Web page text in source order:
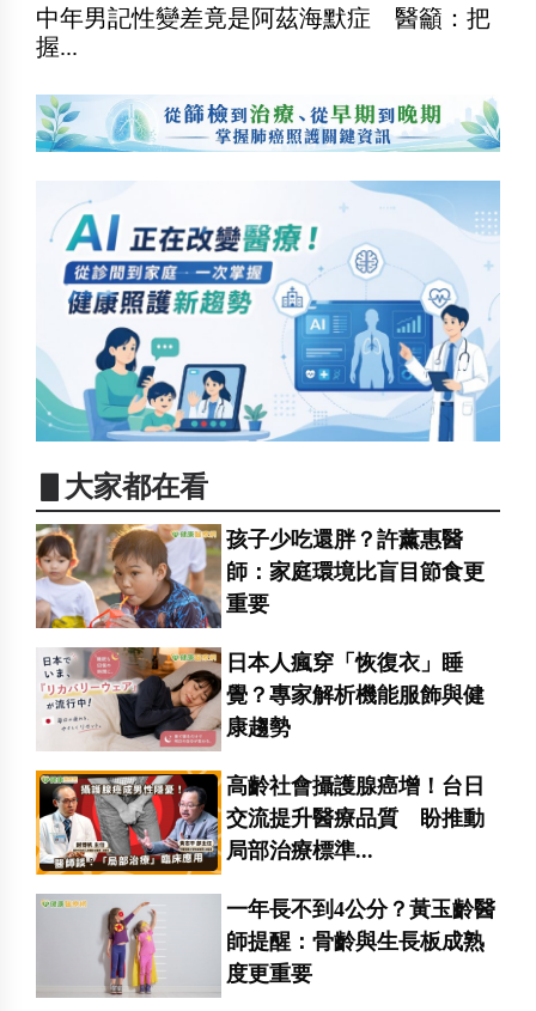
中年男記性變差竟是阿茲海默症 醫籲：把
握...
▋大家都在看
孩子少吃還胖？許薰惠醫
師：家庭環境比盲目節食更
重要
日本人瘋穿「恢復衣」睡
覺？專家解析機能服飾與健
康趨勢
高齡社會攝護腺癌增！台日
交流提升醫療品質 盼推動
局部治療標準...
一年長不到4公分？黃玉齡醫
師提醒：骨齡與生長板成熟
度更重要